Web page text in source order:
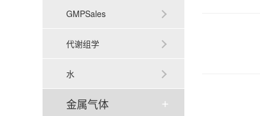
GMPSales
代谢组学
水
金属气体